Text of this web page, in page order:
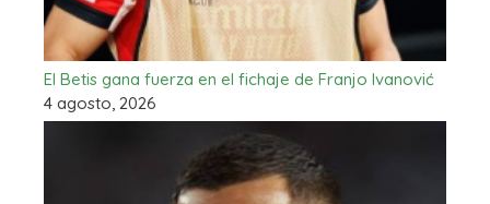
El Betis gana fuerza en el fichaje de Franjo Ivanović
4 agosto, 2026